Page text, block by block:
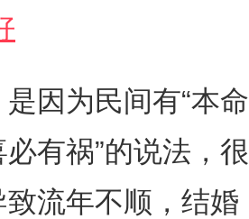
因为民间有“本命
有祸”的说法，很
流年不顺，结婚